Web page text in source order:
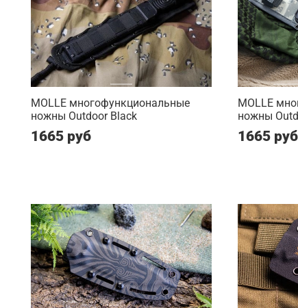
MOLLE многофункциональные
ножны Outdoor Black
1665 руб
MOLLE
ножны
1665 руб